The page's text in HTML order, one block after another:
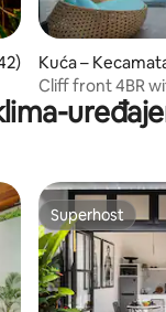
ocjena: 4,97/5,
Kuća –
an
Cliff front 4BR
@NusaDua
Superhost
Superhost